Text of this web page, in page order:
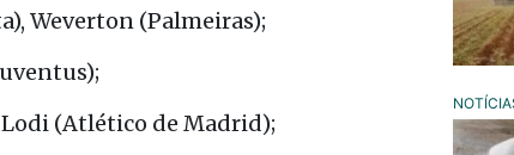
Weverton (Palmeiras);
Lodi (Atlético de Madrid);